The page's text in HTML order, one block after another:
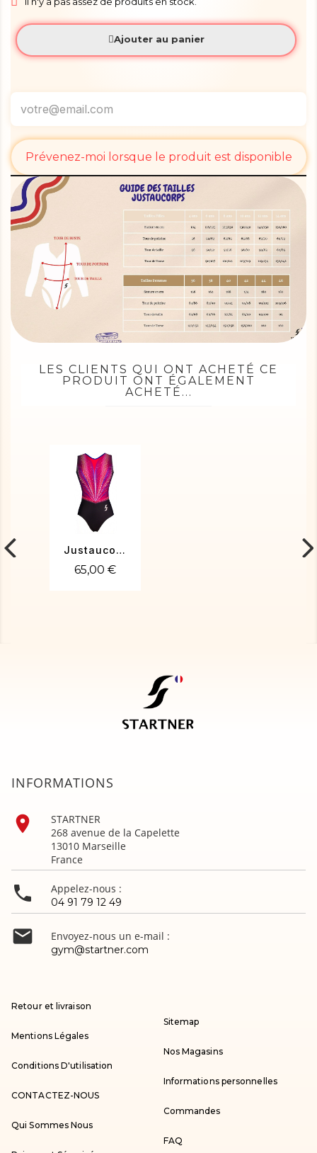
Ajouter au panier
Prévenez-moi lorsque le produit est disponible
LES CLIENTS QUI ONT ACHETÉ CE
PRODUIT ONT ÉGALEMENT
ACHETÉ...
Justaucorps gym Sara-01
65,00 €
INFORMATIONS

STARTNER
268 avenue de la Capelette
13010 Marseille
France
 Appelez-nous :
04 91 79 12 49
 Envoyez-nous un e-mail :
gym@startner.com
Retour et livraison
Mentions Légales
Conditions D'utilisation
CONTACTEZ-NOUS
Qui Sommes Nous
Sitemap
Nos Magasins
Informations personnelles
Commandes
FAQ